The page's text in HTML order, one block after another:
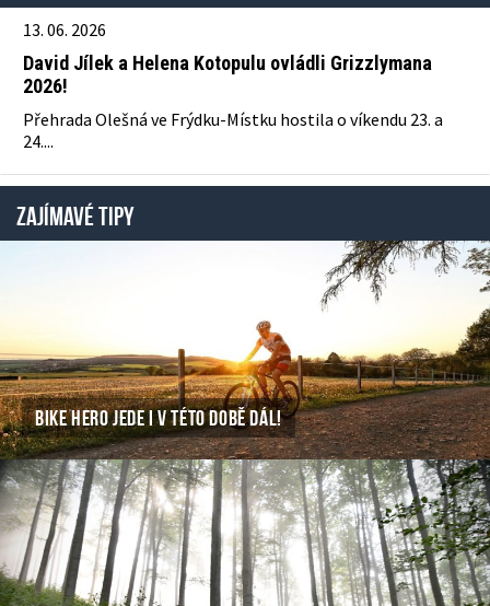
13. 06. 2026
David Jílek a Helena Kotopulu ovládli Grizzlymana
2026!
Přehrada Olešná ve Frýdku-Místku hostila o víkendu 23. a
24....
ZAJÍMAVÉ TIPY
BIKE HERO JEDE I V TÉTO DOBĚ DÁL!